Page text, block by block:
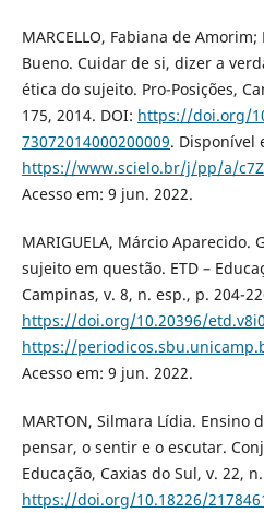
MARCELLO, Fabiana de Amorim;
Bueno. Cuidar de si, dizer a
ética do sujeito. Pro-Posições,
175, 2014. DOI: https://doi.org/
73072014000200009. Disponível
https://www.scielo.br/j/pp/a/
Acesso em: 9 jun. 2022.
MARIGUELA, Márcio Aparecido.
sujeito em questão. ETD –
Campinas, v. 8, n. esp., p. 204-
https://doi.org/10.20396/
https://
Acesso em: 9 jun. 2022.
MARTON, Silmara Lídia. Ensino
pensar, o sentir e o escutar.
Educação, Caxias do Sul, v. 22,
https://doi.org/10.18226/